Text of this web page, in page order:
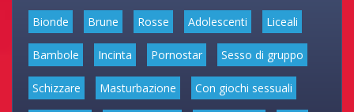
Bionde Brune Rosse Adolescenti Liceali
Bambole Incinta Pornostar Sesso di gruppo
Schizzare Masturbazione Con giochi sessuali